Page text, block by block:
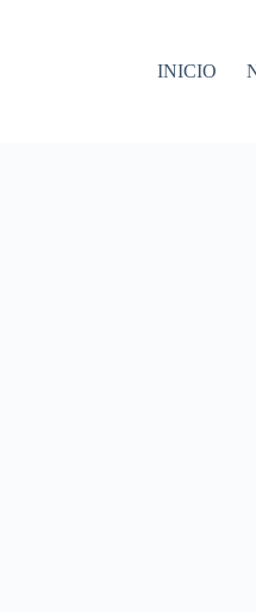
INICIO